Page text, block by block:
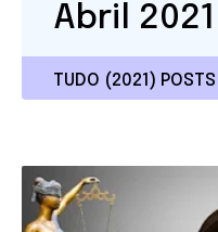
TUDO (2021) POSTS
Abril 2021